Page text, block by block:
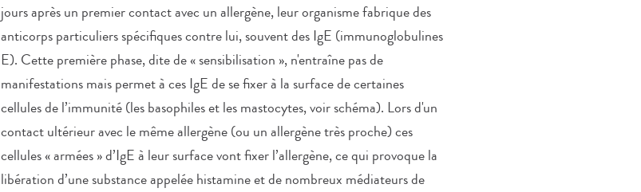
jours après un premier contact avec un allergène, leur organisme fabrique des
anticorps particuliers spécifiques contre lui, souvent des IgE (immunoglobulines
E). Cette première phase, dite de « sensibilisation », n'entraîne pas de
manifestations mais permet à ces IgE de se fixer à la surface de certaines
cellules de l’immunité (les basophiles et les mastocytes, voir schéma). Lors d'un
contact ultérieur avec le même allergène (ou un allergène très proche) ces
cellules « armées » d’IgE à leur surface vont fixer l’allergène, ce qui provoque la
libération d’une substance appelée histamine et de nombreux médiateurs de